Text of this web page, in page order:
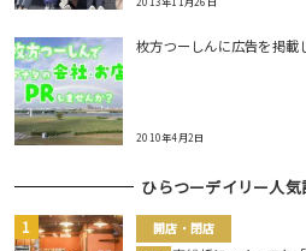
枚方つーしんに広告を掲載
2010年4月2日
ひらつーデイリー人
開店・閉店